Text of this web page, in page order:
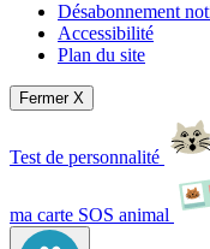
Désabonnement
Accessibilité
Plan du site
Fermer X
Test de personnalité
ma carte SOS animal